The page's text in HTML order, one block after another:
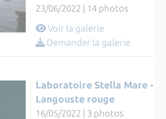
23/06/2022 | 14 photos
Voir la galerie
Demander la galerie
Laboratoire Stella Mare -
Langouste rouge
16/05/2022 | 3 photos